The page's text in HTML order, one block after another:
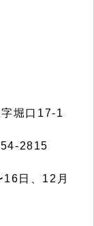
堀口17-1
2815
日、12月